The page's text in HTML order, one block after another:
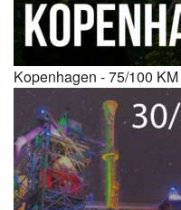
Kopenhagen - 75/100 KM